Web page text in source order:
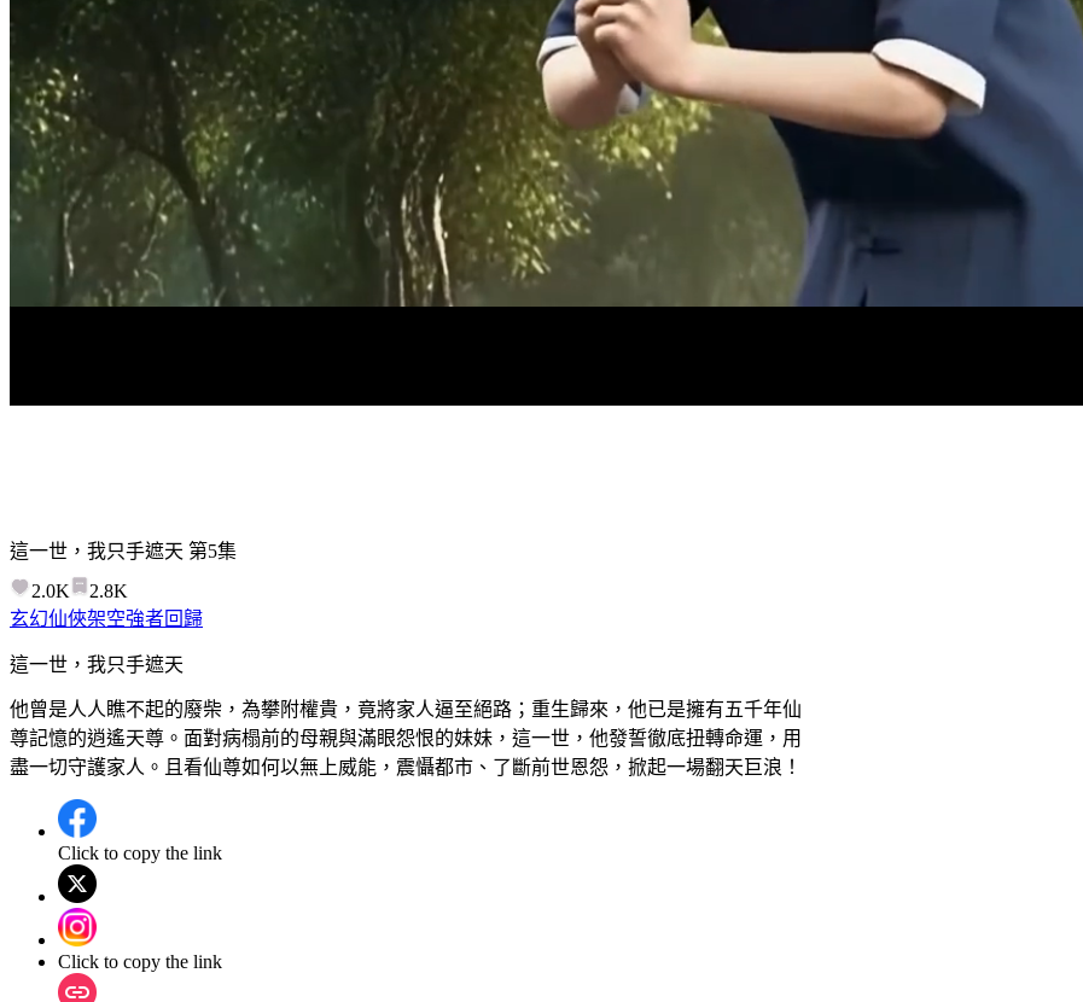
（翌日）
這一世，我只手遮天 第5集
2.0K
2.8K
玄幻仙俠架空強者回歸
這一世，我只手遮天
他曾是人人瞧不起的廢柴，為攀附權貴，竟將家人逼至絕路；重生歸來，他已是擁有五千年仙
尊記憶的逍遙天尊。面對病榻前的母親與滿眼怨恨的妹妹，這一世，他發誓徹底扭轉命運，用
盡一切守護家人。且看仙尊如何以無上威能，震懾都市、了斷前世恩怨，掀起一場翻天巨浪！
Click to copy the link
Click to copy the link